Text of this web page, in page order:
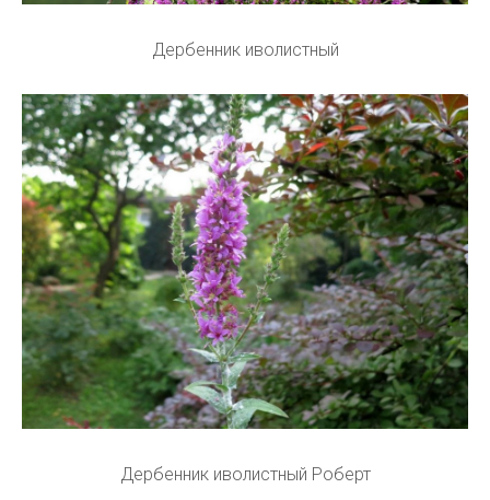
Дербенник иволистный
Дербенник иволистный Роберт